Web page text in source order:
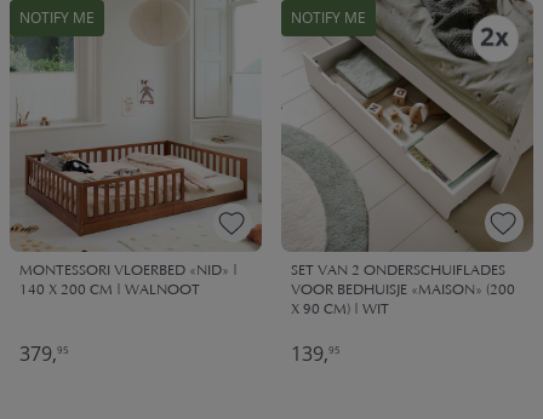
NOTIFY ME
MONTESSORI VLOERBED «NID» |
140 X 200 CM | WALNOOT
379,95
NOTIFY ME
SET VAN 2 ONDERSCHUIFLADES
VOOR BEDHUISJE «MAISON» (200
X 90 CM) | WIT
139,95